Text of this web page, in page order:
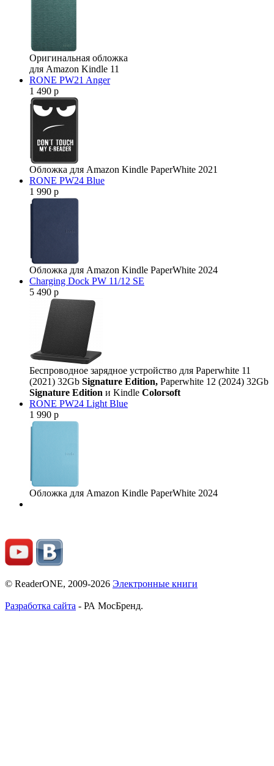
Оригинальная обложка
для Amazon Kindle 11
RONE PW21 Anger
1 490 р
Обложка для Amazon Kindle PaperWhite 2021
RONE PW24 Blue
1 990 р
Обложка для Amazon Kindle PaperWhite 2024
Charging Dock PW 11/12 SE
5 490 р
Беспроводное зарядное устройство для Paperwhite 11
(2021) 32Gb Signature Edition, Paperwhite 12 (2024) 32Gb
Signature Edition и Kindle Colorsoft
RONE PW24 Light Blue
1 990 р
Обложка для Amazon Kindle PaperWhite 2024
© ReaderONE, 2009-2026 Электронные книги
Разработка сайта - РА МосБренд.